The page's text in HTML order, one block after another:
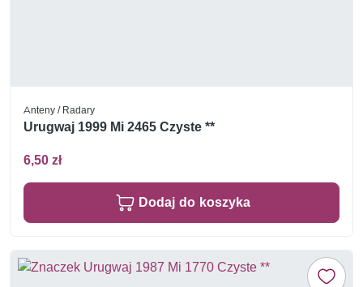
Anteny / Radary
Urugwaj 1999 Mi 2465 Czyste **
6,50 zł
Dodaj do koszyka